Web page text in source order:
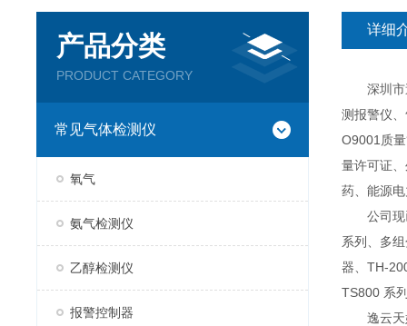
产品分类
PRODUCT CATEGORY
常见气体检测仪
氧气
氨气检测仪
乙醇检测仪
报警控制器
详细
深圳市逸
测报警仪
O9001质
量许可证
药、能源
公司现已
系列、多
器、TH-
TS800 系
逸云天始